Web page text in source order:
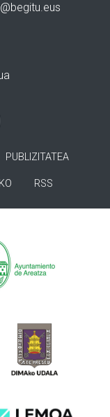
PUBLIZITATEA
RSS